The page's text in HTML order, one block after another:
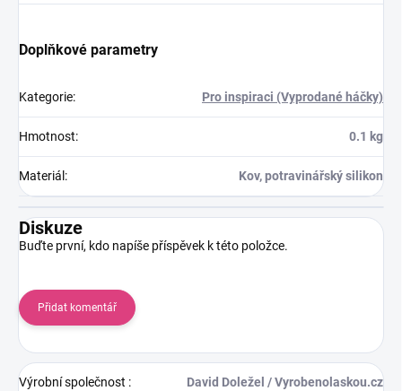
Doplňkové parametry
Kategorie: Pro inspiraci (Vyprodané háčky)
Hmotnost: 0.1 kg
Materiál : Kov, potravinářský silikon
Diskuze
Buďte první, kdo napíše příspěvek k této položce.
Přidat komentář
Výrobní společnost : David Doležel / Vyrobenolaskou.cz